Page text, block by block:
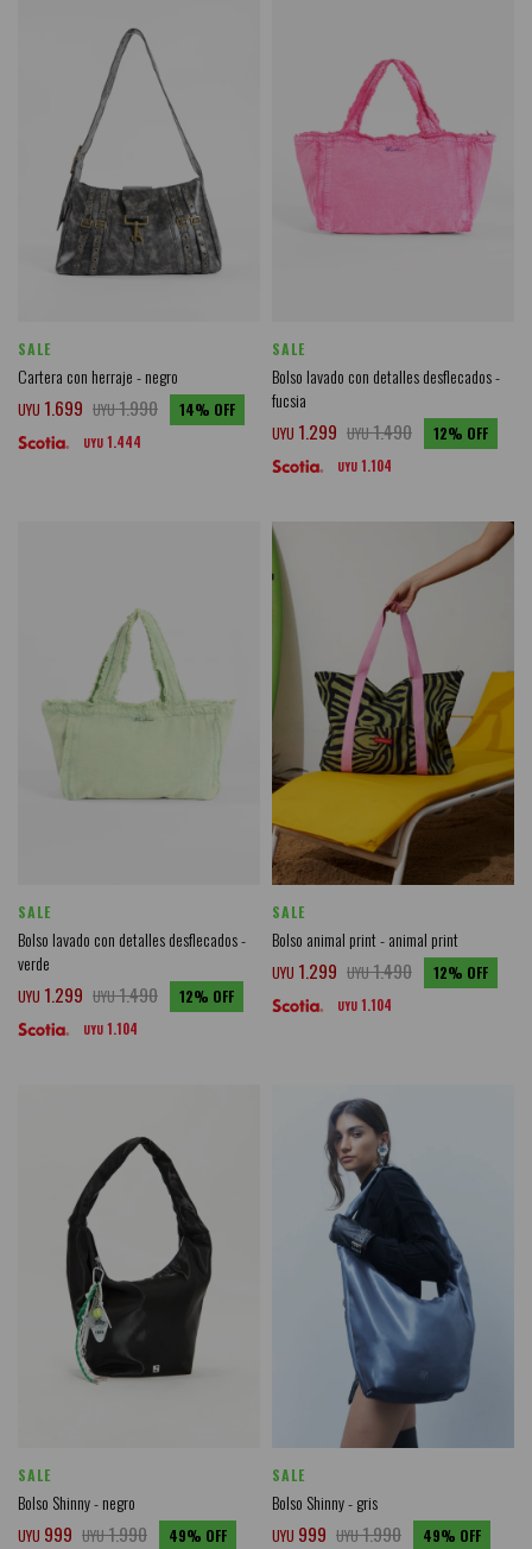
SALE
Cartera con herraje - negro
UYU 1.699 UYU1.990 14
UYU 1.444
SALE
Bolso lavado con detalles desflecados -
fucsia
UYU 1.299 UYU1.490 12
UYU 1.104
SALE
Bolso lavado con detalles desflecados -
verde
UYU 1.299 UYU1.490 12
UYU 1.104
SALE
Bolso animal print - animal print
UYU 1.299 UYU1.490 12
UYU 1.104
SALE
Bolso Shinny - negro
UYU 999 UYU1.990 49
SALE
Bolso Shinny - gris
UYU 999 UYU1.990 49